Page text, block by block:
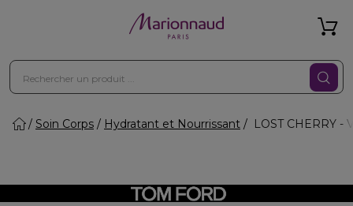
Soin Corps Hydratant et Nourrissant LOST CHERRY -